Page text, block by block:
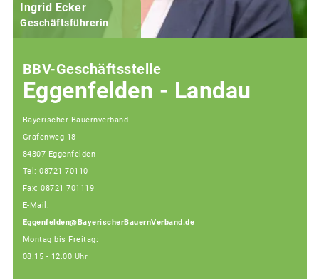
Ingrid Ecker
Geschäftsführerin
BBV-Geschäftsstelle
Eggenfelden - Landau
Bayerischer Bauernverband
Grafenweg 18
84307 Eggenfelden
Tel: 08721 70110
Fax: 08721 701119
E-Mail:
Eggenfelden@BayerischerBauernVerband.de
Montag bis Freitag:
08.15 - 12.00 Uhr